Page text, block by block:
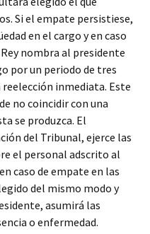
Si el empate persistiese,
en el cargo y en caso
nombra al presidente
por un periodo de tres
inmediata. Este
no coincidir con una
se produzca. El
del Tribunal, ejerce las
el personal adscrito al
caso de empate en las
del mismo modo y
asumirá las
o enfermedad.